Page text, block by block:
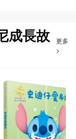
成長故
更多
>